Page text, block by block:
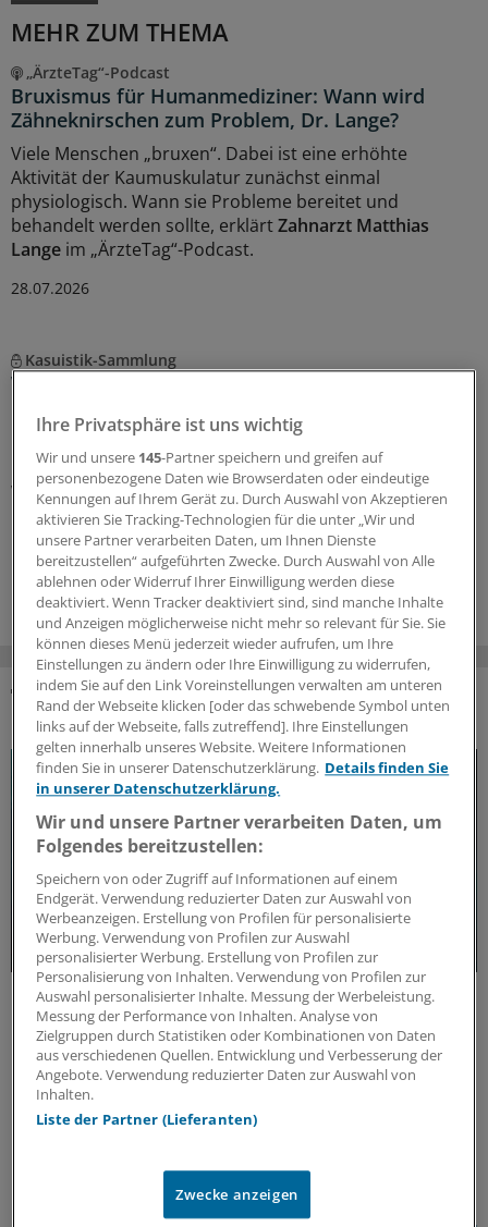
MEHR ZUM THEMA
„ÄrzteTag“-Podcast
Bruxismus für Humanmediziner: Wann wird
Zähneknirschen zum Problem, Dr. Lange?
Viele Menschen „bruxen“. Dabei ist eine erhöhte
Aktivität der Kaumuskulatur zunächst einmal
physiologisch. Wann sie Probleme bereitet und
behandelt werden sollte, erklärtZahnarzt Matthias
Lange im „ÄrzteTag“-Podcast.
28.07.2026
Kasuistik-Sammlung
Was, wenn es keine Migräne ist? Seltene
In der Regel lässt sich für die meisten
Kopfschmerzerkrankungen eine Ursache finden. Doch
was, wenn der Fall kniffliger ist als gedacht? Ein
Neurologe berichtet aus der Praxis von verschiedenen
Fällen.
15.06.2026
DAS KÖNNTE SIE AUCH INTERESSIEREN
Update MS
Update Multiple Sklerose: Aktuelle
Erkenntnisse und Entwicklungen
Multiple Sklerose (MS) kann weitreichende
Auswirkungen auf körperliche und kognitive
Fähigkeiten haben. Aktuelle Erkenntnisse eröffnen
Merck Healthcare Germany GmbH
Ihre Privatsphäre ist uns wichtig
Wir und unsere 145-Partner speichern und greifen auf
personenbezogene Daten wie Browserdaten oder eindeutige
Kennungen auf Ihrem Gerät zu. Durch Auswahl von Akzeptieren
aktivieren Sie Tracking-Technologien für die unter „Wir und
unsere Partner verarbeiten Daten, um Ihnen Dienste
bereitzustellen“ aufgeführten Zwecke. Durch Auswahl von Alle
ablehnen oder Widerruf Ihrer Einwilligung werden diese
deaktiviert. Wenn Tracker deaktiviert sind, sind manche Inhalte
und Anzeigen möglicherweise nicht mehr so relevant für Sie. Sie
können dieses Menü jederzeit wieder aufrufen, um Ihre
Einstellungen zu ändern oder Ihre Einwilligung zu widerrufen,
indem Sie auf den Link Voreinstellungen verwalten am unteren
Rand der Webseite klicken [oder das schwebende Symbol unten
links auf der Webseite, falls zutreffend]. Ihre Einstellungen
gelten innerhalb unseres Website. Weitere Informationen
finden Sie in unserer Datenschutzerklärung. Details finden Sie
in unserer Datenschutzerklärung.
Wir und unsere Partner verarbeiten Daten, um
Folgendes bereitzustellen:
Speichern von oder Zugriff auf Informationen auf einem
Endgerät. Verwendung reduzierter Daten zur Auswahl von
Werbeanzeigen. Erstellung von Profilen für personalisierte
Werbung. Verwendung von Profilen zur Auswahl
personalisierter Werbung. Erstellung von Profilen zur
Personalisierung von Inhalten. Verwendung von Profilen zur
Auswahl personalisierter Inhalte. Messung der Werbeleistung.
Messung der Performance von Inhalten. Analyse von
Zielgruppen durch Statistiken oder Kombinationen von Daten
aus verschiedenen Quellen. Entwicklung und Verbesserung der
Angebote. Verwendung reduzierter Daten zur Auswahl von
Inhalten.
Liste der Partner (Lieferanten)
Zwecke anzeigen